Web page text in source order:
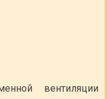
вентиляции